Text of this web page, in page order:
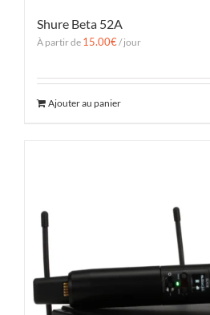
Shure Beta 52A
À partir de 15.00€/ jour
Ajouter au panier